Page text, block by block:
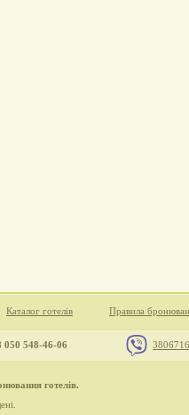
Каталог готелів Правила
050 548-46-06
готелів.